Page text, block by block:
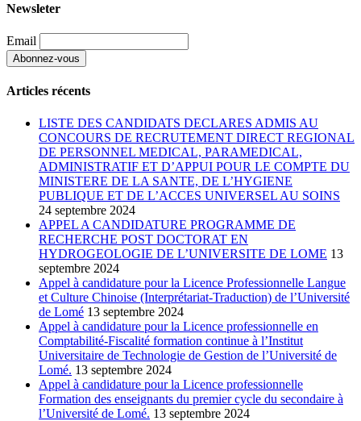
Newsleter
Email
Articles récents
LISTE DES CANDIDATS DECLARES ADMIS AU
CONCOURS DE RECRUTEMENT DIRECT REGIONAL
DE PERSONNEL MEDICAL, PARAMEDICAL,
ADMINISTRATIF ET D’APPUI POUR LE COMPTE DU
MINISTERE DE LA SANTE, DE L’HYGIENE
PUBLIQUE ET DE L’ACCES UNIVERSEL AU SOINS
24 septembre 2024
APPEL A CANDIDATURE PROGRAMME DE
RECHERCHE POST DOCTORAT EN
HYDROGEOLOGIE DE L’UNIVERSITE DE LOME 13
septembre 2024
Appel à candidature pour la Licence Professionnelle Langue
et Culture Chinoise (Interprétariat-Traduction) de l’Université
de Lomé 13 septembre 2024
Appel à candidature pour la Licence professionnelle en
Comptabilité-Fiscalité formation continue à l’Institut
Universitaire de Technologie de Gestion de l’Université de
Lomé. 13 septembre 2024
Appel à candidature pour la Licence professionnelle
Formation des enseignants du premier cycle du secondaire à
l’Université de Lomé. 13 septembre 2024